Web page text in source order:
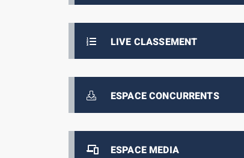
LIVE CLASSEMENT
ESPACE CONCURRENTS
ESPACE MEDIA